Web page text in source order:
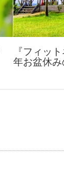
『フィッ
年お盆休み